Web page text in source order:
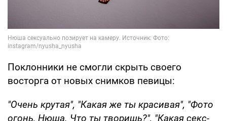
Поклонники не смогли скрыть своего
восторга от новых снимков певицы:
"Очень крутая", "Какая же ты красивая", "Фото
огонь, Нюша. Что ты творишь?", "Какая секс-